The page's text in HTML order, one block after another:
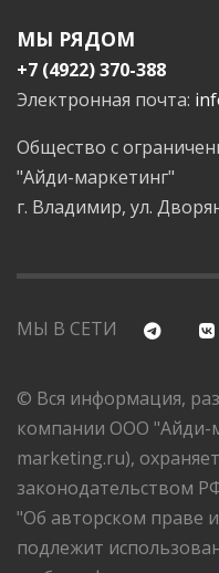
МЫ РЯДОМ
+7 (4922) 370-388
Электронная почта:
Общество с
"Айди-маркетинг"
г. Владимир, ул.
МЫ В СЕТИ
© Вся информация,
компании ООО "Айди-
marketing.ru),
законодательством
"Об авторском праве
подлежит